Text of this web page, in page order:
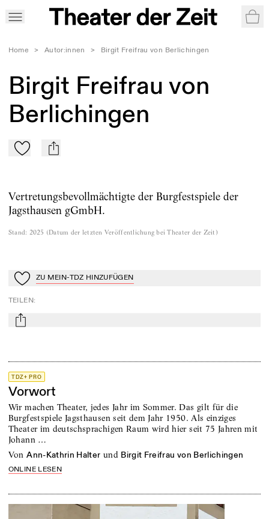
Home > Autor:innen > Birgit Freifrau von Berlichingen
Birgit Freifrau von
Berlichingen
Zu Mein-TdZ hinzufügen
mail
Vertretungsbevollmächtigte der Burgfestspiele der
Jagsthausen gGmbH.
Stand: 2025 (Datum der letzten Veröffentlichung bei Theater der Zeit )
Zu Mein-TdZ hinzufügen
ZU MEIN-TDZ HINZUFÜGEN
TEILEN:
mail
TDZ+ PRO
Vorwort
Wir machen Theater, jedes Jahr im Sommer. Das gilt für die
Burgfestspiele Jagsthausen seit dem Jahr 1950. Als einziges
Theater im deutschsprachigen Raum wird hier seit 75 Jahren mit
Johann …
von Ann-Kathrin Halter und Birgit Freifrau von Berlichingen
ONLINE LESEN